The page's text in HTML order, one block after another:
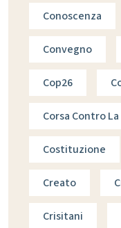
Conoscenza
Convegno
Cop26
Corsa Contro La
Costituzione
Creato
Crisitani